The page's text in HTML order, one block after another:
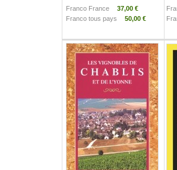
Franco France
37,00 €
Franco tous pays
50,00 €